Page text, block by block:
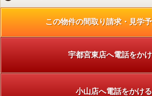
宇都宮東店へ電話をか
小山店へ電話をかける